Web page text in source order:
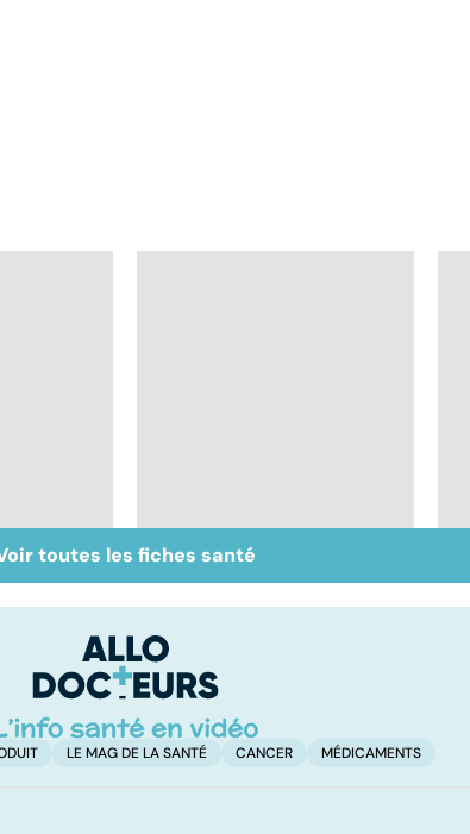
les
Inflammation des
amygdales : que faire
toutes les fiches santé
LE MAG DE LA SANTÉ CANCER MÉDICAMENTS